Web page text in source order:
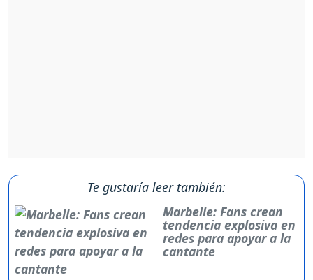
Te gustaría leer también:
Marbelle: Fans crean
tendencia explosiva en
redes para apoyar a la
cantante